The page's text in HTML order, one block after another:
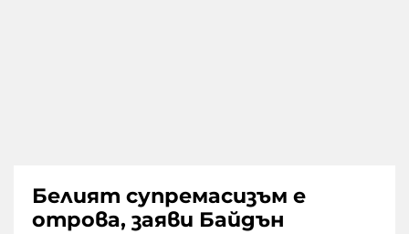
Белият супремасизъм е
отрова, заяви Байдън